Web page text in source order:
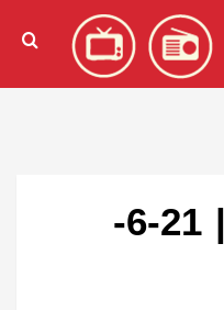
)
نشرة الاخبار | 21-6-